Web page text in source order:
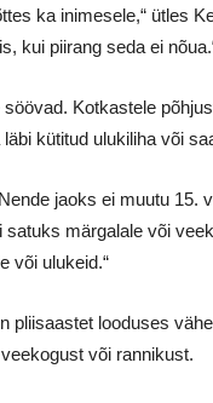
ka inimesele,“ ütles
kui piirang seda ei
Kotkastele
kütitud ulukiliha või
jaoks ei muutu 15.
märgalale või
või ulukeid.“
looduses
või rannikust.